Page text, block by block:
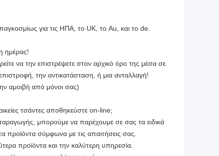
για τις ΗΠΑ, το UK, το Au, και το de.
ημέρας!
να την επιστρέψετε στον αρχικό όρο της μέσα σε
την αντικατάσταση, ή μια ανταλλαγή!
αμοιβή από μόνοι σας)
τσάντες αποθηκεύστε on-line;
μπορούμε να παρέχουμε σε σας τα ειδικά
προϊόντα σύμφωνα με τις απαιτήσεις σας.
προϊόντα και την καλύτερη υπηρεσία.